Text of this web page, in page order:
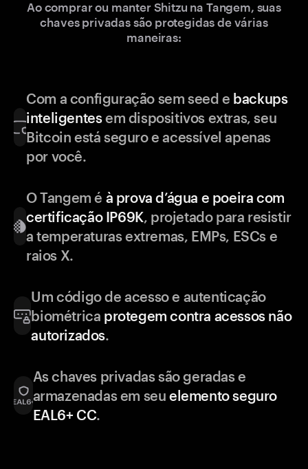
Ao comprar ou manter Shitzu na Tangem, suas
chaves privadas são protegidas de várias
maneiras:
Com a configuração sem seed e backups
inteligentesem dispositivos extras, seu
Bitcoin está seguro e acessível apenas
por você.
O Tangem é à prova d’água e poeira com
certificação IP69K, projetado para resistir
a temperaturas extremas, EMPs, ESCs e
raios X.
Um código de acesso e autenticação
biométrica protegem contra acessos não
autorizados.
As chaves privadas são geradas e
armazenadas em seu elemento seguro
EAL6+ CC.